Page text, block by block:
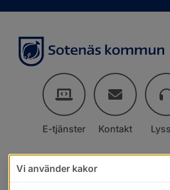
E-tjänster Kontakt
Vi använder kakor